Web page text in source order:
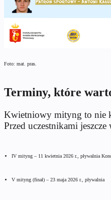
Foto: mat. pras.
Terminy, które
Kwietniowy mityng to nie
Przed uczestnikami
IV mityng – 11 kwietnia 2026 r., pływalnia
V mityng (finał) – 23 maja 2026 r., pływalnia